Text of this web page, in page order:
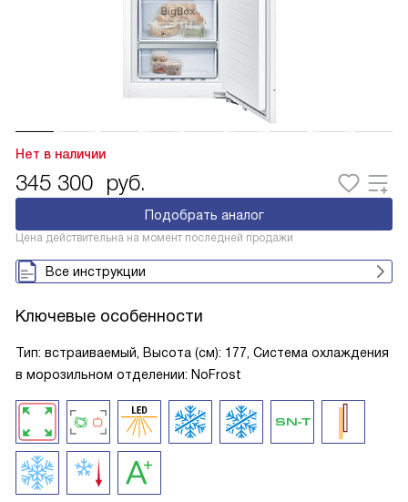
Нет в наличии
345 300 руб.
Подобрать аналог
Цена действительна на момент последней продажи
Все инструкции
Ключевые особенности
Тип: встраиваемый, Высота (см): 177, Система охлаждения
в морозильном отделении: NoFrost